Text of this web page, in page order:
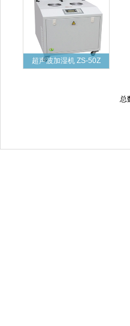
超声波加湿机 ZS-50Z
总